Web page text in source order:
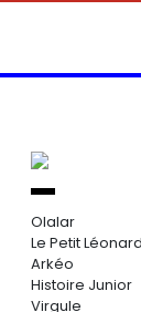
Olalar
Le Petit Léonard
Arkéo
Histoire Junior
Virgule